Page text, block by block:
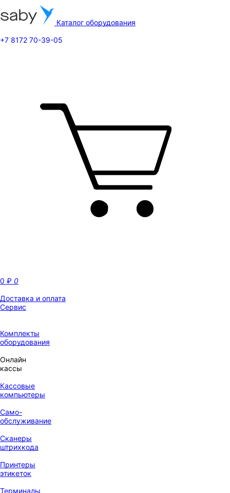
Каталог оборудования
+7 8172 70-39-05
0 ₽ 0
Доставка и оплата
Сервис
Комплекты
оборудования
Онлайн
кассы
Кассовые
компьютеры
Само-
обслуживание
Сканеры
штрихкода
Принтеры
этикеток
Терминалы